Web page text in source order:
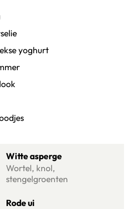
aan te vinken
aan te vinken
aan te vinken
yoghurt
aan te vinken
aan te vinken
aan te vinken
aan te vinken
Witte asperge
Wortel, knol,
stengelgroenten
asperge
Rode ui
ui